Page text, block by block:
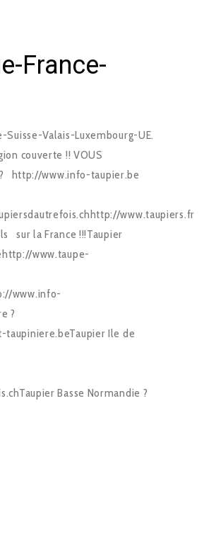
France-
Suisse-Valais-Luxembourg-UE.
couverte !! VOUS
? http://www.info-taupier.be
www.taupiers.fr
sur la France !!!Taupier
www.taupe-
www.info-
?
Ile de
Basse Normandie ?